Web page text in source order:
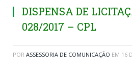
DISPENSA DE
028/2017 – CPL
POR ASSESSORIA DE COMUNICAÇÃO EM 16